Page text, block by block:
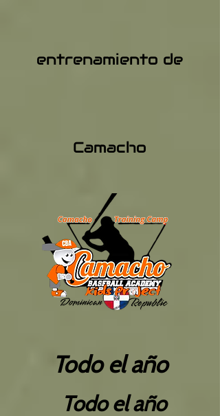
entrenamiento de
Camacho
Todo el año
Todo el año